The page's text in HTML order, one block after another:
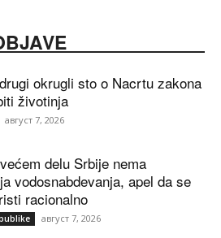
okrugli sto o Nacrtu zakona
životinja
август 7, 2026
delu Srbije nema
vodosnabdevanja, apel da se
racionalno
август 7, 2026